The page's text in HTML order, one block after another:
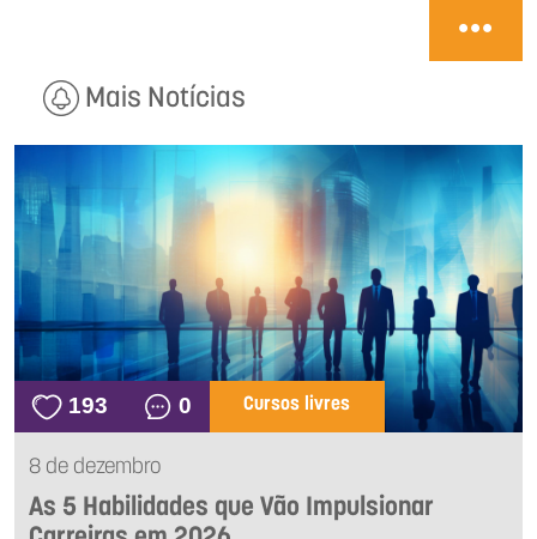
Mais Notícias
193 0 Cursos livres
8 de dezembro
As 5 Habilidades que Vão Impulsionar